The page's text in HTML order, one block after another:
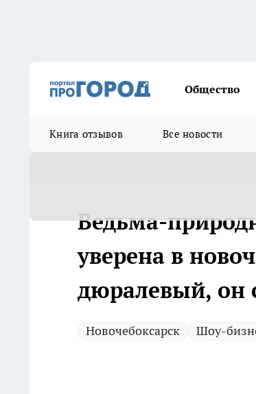
Общество
Книга отзывов Все новости
Ведьма-
уверена в
дюралевый, он
Новочебоксарск Шоу-